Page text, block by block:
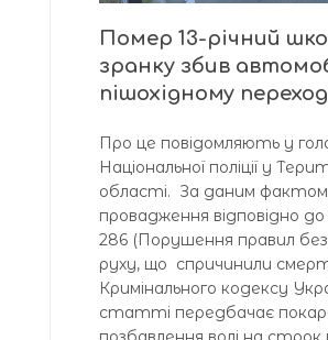
Помер 13-річний
зранку збив
пішохідному
Про це повідомляють у
Національної поліції у
області. За даним
провадження відповідно
286 (Порушення правил
руху, що спричинили
Кримінального кодексу
статті передбачає